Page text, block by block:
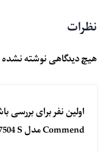
نظرات
هیچ دیدگاهی نوشته
اولین نفر برای بررسی
Commend مدل EX 7504 S”